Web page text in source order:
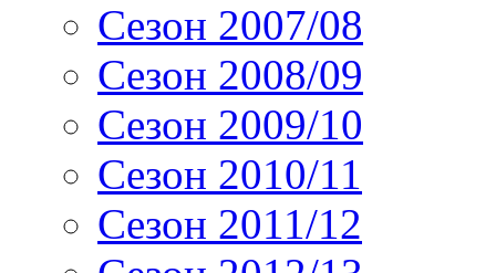
Сезон 2007/08
Сезон 2008/09
Сезон 2009/10
Сезон 2010/11
Сезон 2011/12